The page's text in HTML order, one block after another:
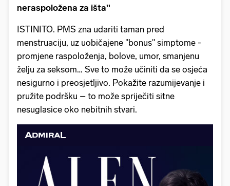
neraspoložena za išta''
ISTINITO. PMS zna udariti taman pred
menstruaciju, uz uobičajene "bonus" simptome -
promjene raspoloženja, bolove, umor, smanjenu
želju za seksom… Sve to može učiniti da se osjeća
nesigurno i preosjetljivo. Pokažite razumijevanje i
pružite podršku – to može spriječiti sitne
nesuglasice oko nebitnih stvari.